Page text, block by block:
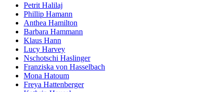
Petrit Halilaj
Phillip Hamann
Anthea Hamilton
Barbara Hammann
Klaus Hann
Lucy Harvey
Nschotschi Haslinger
Franziska von Hasselbach
Mona Hatoum
Freya Hattenberger